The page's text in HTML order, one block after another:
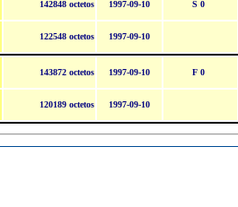
142848 octetos 1997-09-10 S 0
122548 octetos 1997-09-10
143872 octetos 1997-09-10 F 0
120189 octetos 1997-09-10